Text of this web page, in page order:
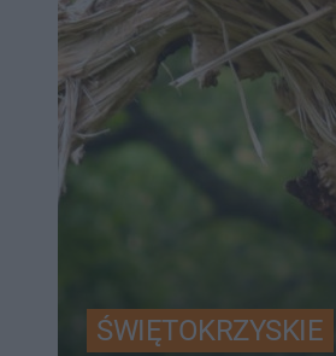
ŚWIĘTOKRZYSKIE